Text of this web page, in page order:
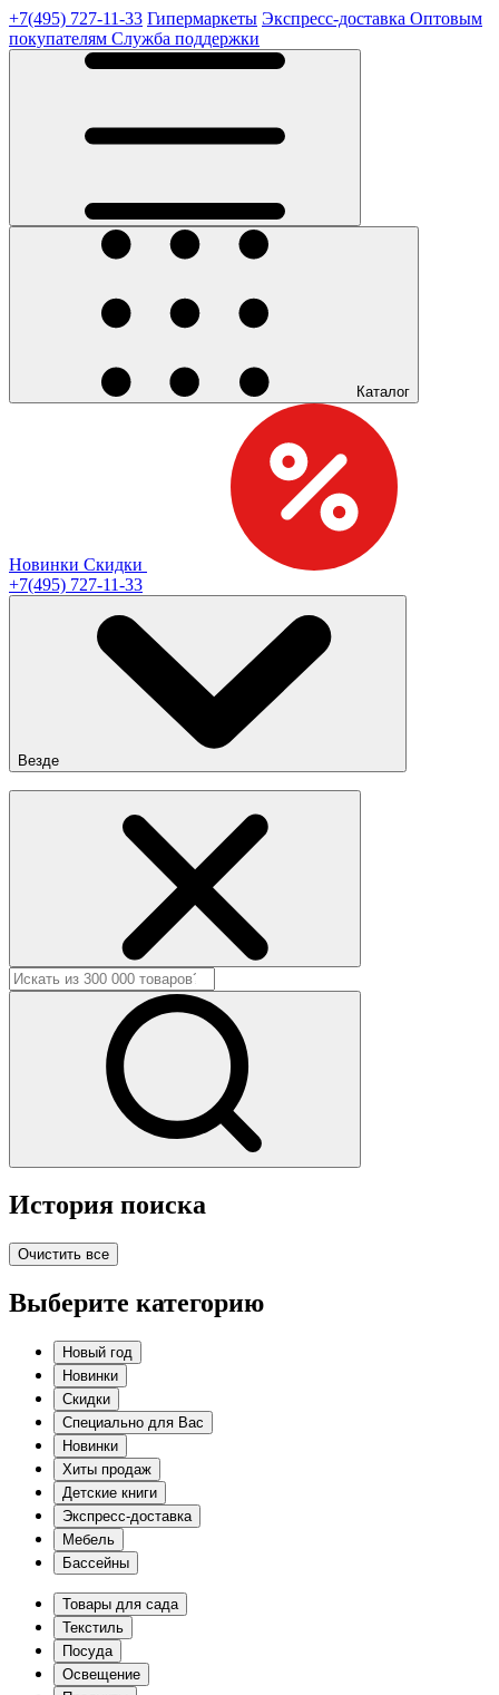
+7(495) 727-11-33 Гипермаркеты Экспресс-доставка Оптовым
покупателям Служба поддержки
Каталог
Новинки Скидки
+7(495) 727-11-33
Везде
История поиска
Очистить все
Выберите категорию
Новый год
Новинки
Скидки
Специально для Вас
Новинки
Хиты продаж
Детские книги
Экспресс-доставка
Мебель
Бассейны
Товары для сада
Текстиль
Посуда
Освещение